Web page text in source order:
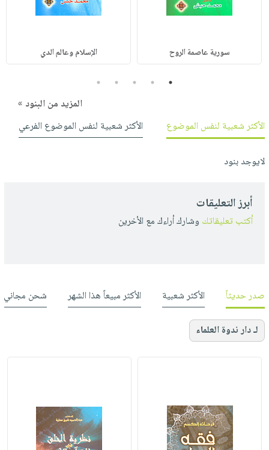
سورية عاصمة الروح الإسلام وعالم الدي
1
2
3
4
5
المزيد من البنود »
الأكثر شعبية لنفس الموضوع
الأكثر شعبية لنفس الموضوع الفرعي
لايوجد بنود
أبرز التعليقات
أكتب تعليقاتك وشارك أراءك مع الأخرين
صدر حديثاً الأكثر شعبية الأكثر مبيعاً هذا الشهر شحن مجاني
لـ دار ندوة العلماء